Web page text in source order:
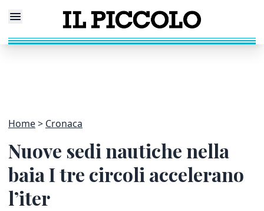
Home Cronaca
Nuove sedi nautiche nella
baia I tre circoli accelerano
l’iter